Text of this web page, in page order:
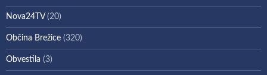
Nova24TV(20)
Občina Brežice (320)
Obvestila (3)